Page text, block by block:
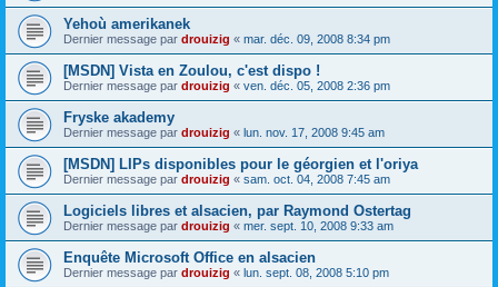
Yehoù amerikanek
Dernier message par drouizig « mar. déc. 09, 2008 8:34 pm
[MSDN] Vista en Zoulou, c'est dispo !
Dernier message par drouizig « ven. déc. 05, 2008 2:36 pm
Fryske akademy
Dernier message par drouizig « lun. nov. 17, 2008 9:45 am
[MSDN] LIPs disponibles pour le géorgien et l'oriya
Dernier message par drouizig « sam. oct. 04, 2008 7:45 am
Logiciels libres et alsacien, par Raymond Ostertag
Dernier message par drouizig « mer. sept. 10, 2008 9:33 am
Enquête Microsoft Office en alsacien
Dernier message par drouizig « lun. sept. 08, 2008 5:10 pm